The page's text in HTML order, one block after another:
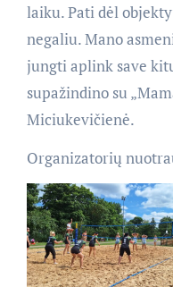
laiku. Pati dėl
negaliu. Mano
jungti aplink save
supažindino su
Miciukevičienė.
Organizatorių